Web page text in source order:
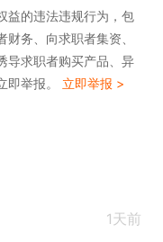
协调经验。
控制基本知识。
系统。
益的违法违规行为，包
务、向求职者集资、
导求职者购买产品、异
即举报。 立即举报 >
1天前